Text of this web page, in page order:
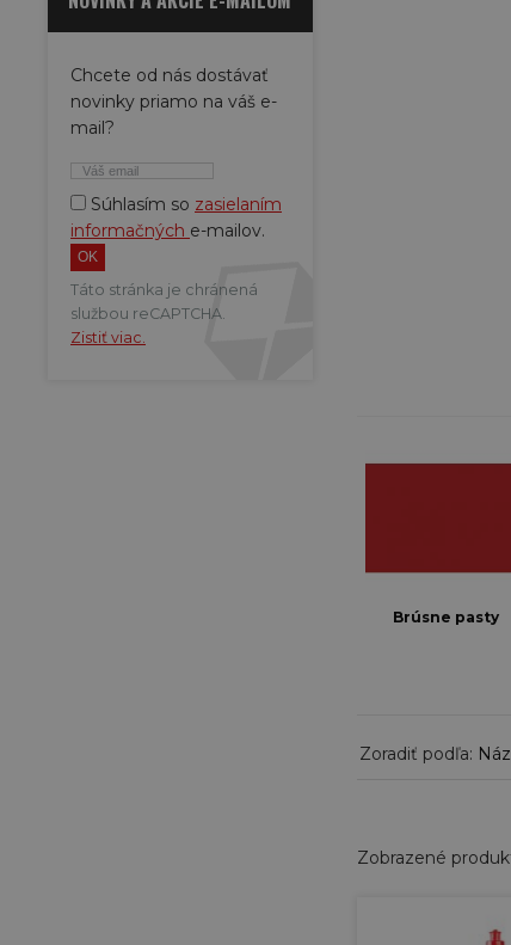
Chcete od nás dostávať
novinky priamo na váš e-
mail?
Súhlasím so zasielaním
informačných e-mailov.
Táto stránka je chránená
službou reCAPTCHA.
Zistiť viac.
Brúsne pasty
Zoradiť podľa:
Zobrazené